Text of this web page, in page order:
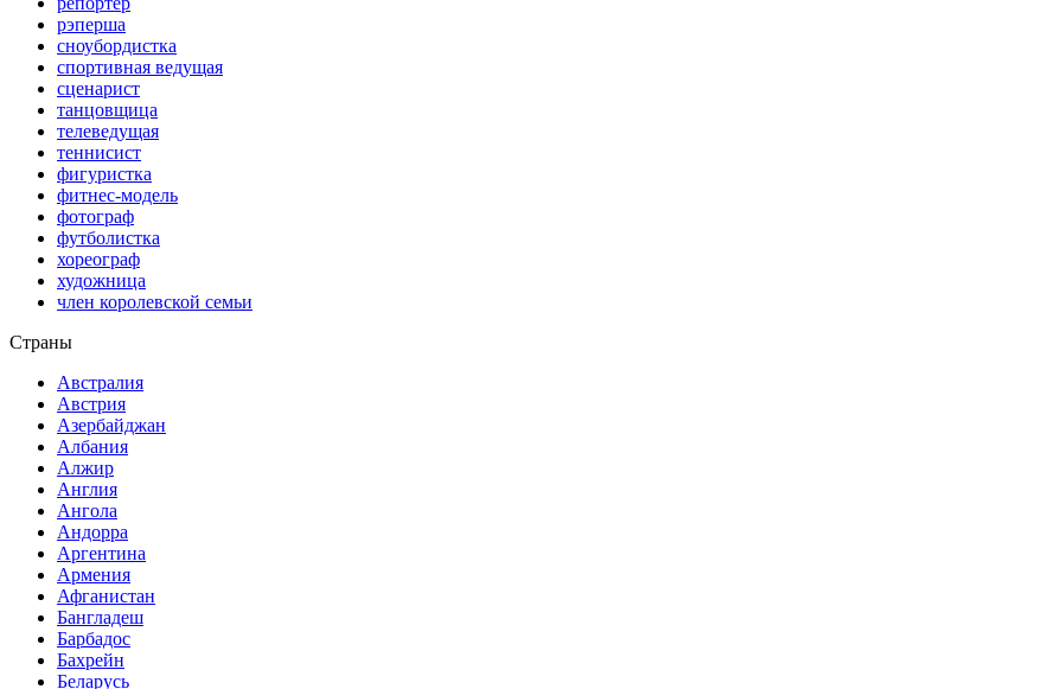
рэперша
сноубордистка
спортивная ведущая
сценарист
танцовщица
телеведущая
теннисист
фигуристка
фитнес-модель
фотограф
футболистка
хореограф
художница
член королевской семьи
Страны
Австралия
Австрия
Азербайджан
Албания
Алжир
Англия
Ангола
Андорра
Аргентина
Армения
Афганистан
Бангладеш
Барбадос
Бахрейн
Беларусь